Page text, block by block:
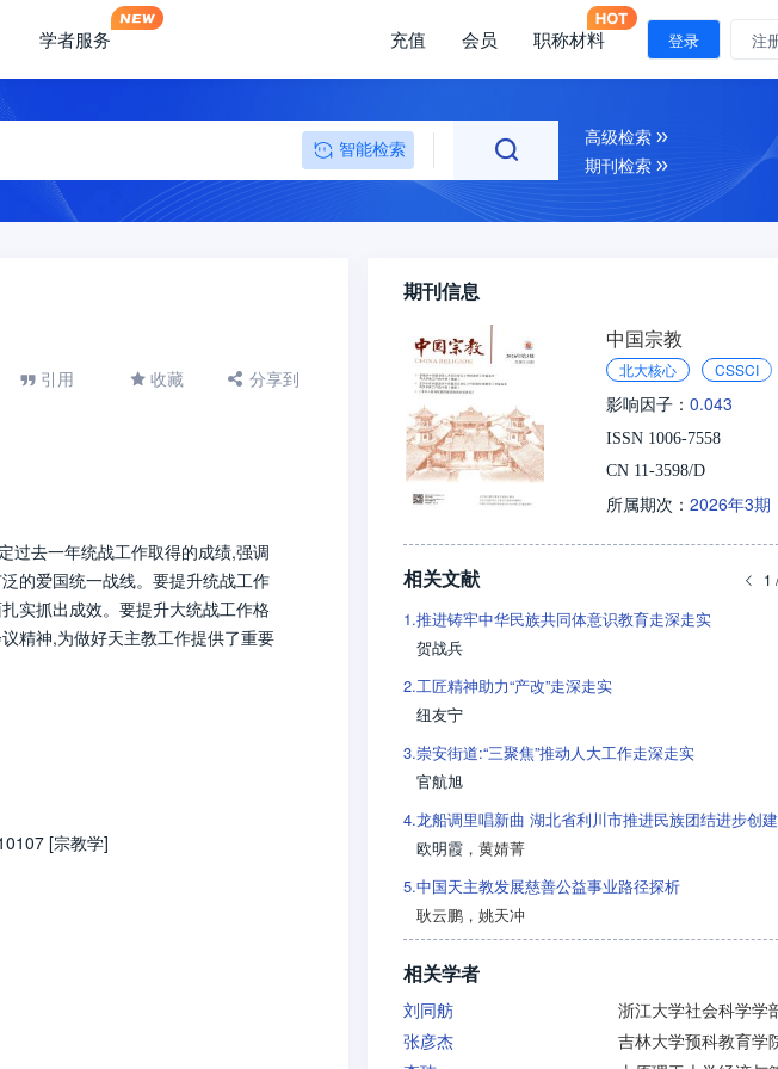
学者服务 充值 会员 职称材料 登录 注
智能检索
高级检索
期刊检索
引用 收藏 分享到
过去一年统战工作取得的成绩,强调
的爱国统一战线。要提升统战工作
实抓出成效。要提升大统战工作格
精神,为做好天主教工作提供了重要
[宗教学]
期刊信息
中国宗教
北大核心 CSSCI
影响因子： 0.043
ISSN 1006-7558
CN 11-3598/D
所属期次： 2026年3期
相关文献 1
1.推进铸牢中华民族共同体意识教育走深走实
贺战兵
2.工匠精神助力“产改”走深走实
纽友宁
3.崇安街道:“三聚焦”推动人大工作走深走实
官航旭
4.
欧明霞 ， 黄婧菁
5.中国天主教发展慈善公益事业路径探析
耿云鹏 ， 姚天冲
相关学者
刘同舫
张彦杰
吉林大学预科教育学